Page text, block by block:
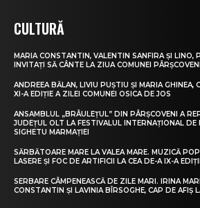
CULTURĂ
MARIA CONSTANTIN, VALENTIN SANFIRA ȘI LINO,
INVITAȚI SĂ CÂNTE LA ZIUA COMUNEI PÂRȘCOVENI
ANDREEA BĂLAN, LIVIU PUȘTIU ȘI MARIA GHINEA,
XI-A EDIȚIE A ZILEI COMUNEI OSICA DE JOS
ANSAMBLUL „BRÂULEȚUL” DIN PÂRȘCOVENI A
JUDEȚUL OLT LA FESTIVALUL INTERNAȚIONAL DE
SIGHETU MARMAȚIEI
SĂRBĂTOARE MARE LA VALEA MARE. MUZICĂ
LASERE ȘI FOC DE ARTIFICII LA CEA DE-A IX-A
SERBARE CÂMPENEASCĂ DE ZILE MARI. IRINA
CONSTANTIN ȘI LAVINIA BÎRSOGHE, CAP DE AFIȘ